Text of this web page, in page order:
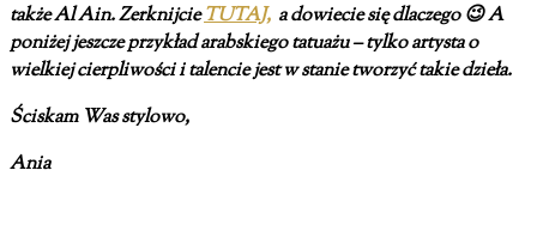
także Al Ain. ZerknijcieTUTAJ, a dowiecie się dlaczego 😉A
poniżej jeszcze przykład arabskiego tatuażu – tylko artysta o
wielkiej cierpliwości i talencie jest w stanie tworzyć takie dzieła.
Ściskam Was stylowo,
Ania